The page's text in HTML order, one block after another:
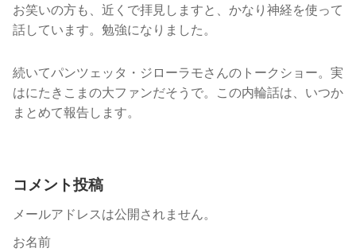
お笑いの方も、近くで拝見しますと、かなり神経を使って
話しています。勉強になりました。
続いてパンツェッタ・ジローラモさんのトークショー。実
はにたきこまの大ファンだそうで。この内輪話は、いつか
まとめて報告します。
コメント投稿
メールアドレスは公開されません。
お名前